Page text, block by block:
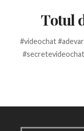
Totul
#videochat